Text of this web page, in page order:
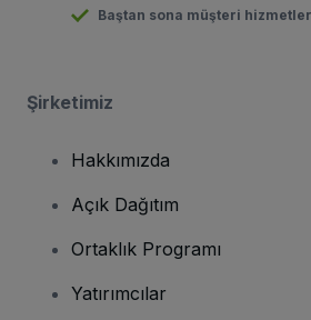
Baştan sona müşteri
Şirketimiz
Hakkımızda
Açık Dağıtım
Ortaklık Programı
Yatırımcılar